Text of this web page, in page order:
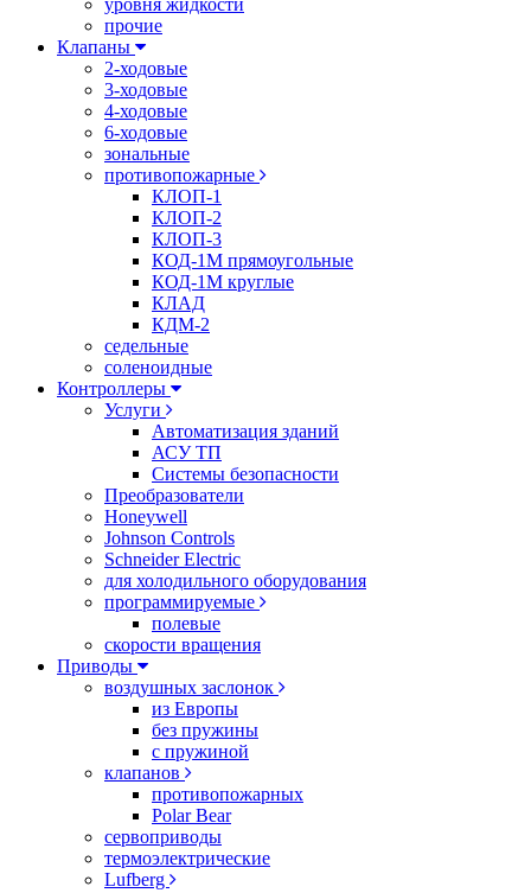
уровня жидкости
прочие
Клапаны
2-ходовые
3-ходовые
4-ходовые
6-ходовые
зональные
противопожарные
КЛОП-1
КЛОП-2
КЛОП-3
КОД-1М прямоугольные
КОД-1М круглые
КЛАД
КДМ-2
седельные
соленоидные
Контроллеры
Услуги
Автоматизация зданий
АСУ ТП
Системы безопасности
Преобразователи
Honeywell
Johnson Controls
Schneider Electric
для холодильного оборудования
программируемые
полевые
скорости вращения
Приводы
воздушных заслонок
из Европы
без пружины
с пружиной
клапанов
противопожарных
Polar Bear
сервоприводы
термоэлектрические
Lufberg